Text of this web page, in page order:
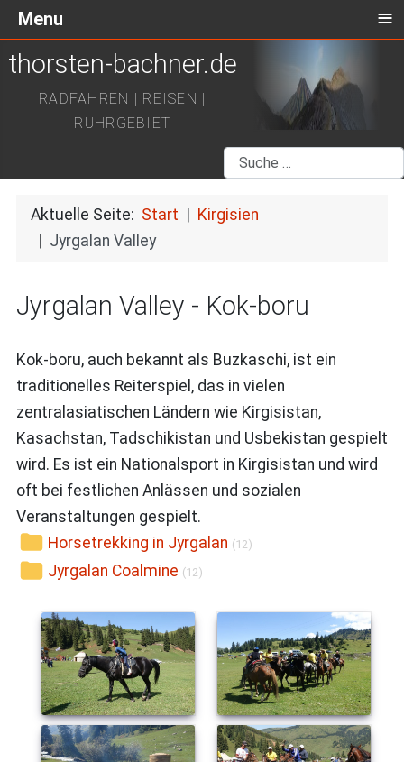
thorsten-bachner.de
RADFAHREN | REISEN |
RUHRGEBIET
Suchen
Aktuelle Seite: Start
Kirgisien
Jyrgalan Valley
Jyrgalan Valley - Kok-boru
Kok-boru, auch bekannt als Buzkaschi, ist ein
traditionelles Reiterspiel, das in vielen
zentralasiatischen Ländern wie Kirgisistan,
Kasachstan, Tadschikistan und Usbekistan gespielt
wird. Es ist ein Nationalsport in Kirgisistan und wird
oft bei festlichen Anlässen und sozialen
Veranstaltungen gespielt.
Horsetrekking in Jyrgalan (12)
Jyrgalan Coalmine (12)
Menu ≡